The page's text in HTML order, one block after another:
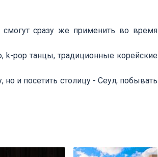
смогут сразу же применить во время
k-pop танцы, традиционные корейские
и посетить столицу - Сеул, побывать